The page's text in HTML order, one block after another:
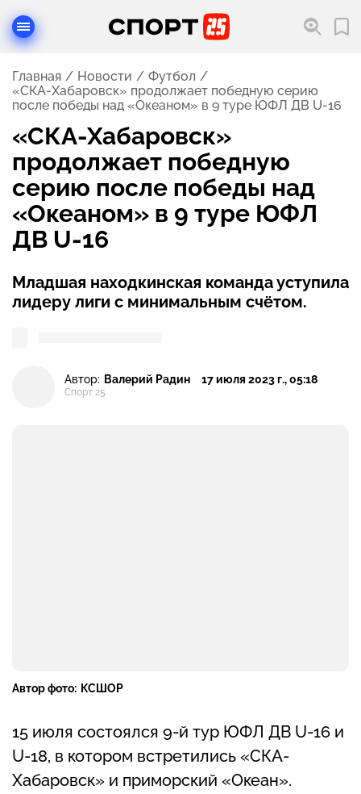
Главная Новости
Футбол
«СКА-Хабаровск» продолжает победную серию
после победы над «Океаном» в 9 туре ЮФЛ ДВ U-16
«СКА-Хабаровск»
продолжает победную
серию после победы над
«Океаном» в 9 туре ЮФЛ
ДВ U-16
Младшая находкинская команда уступила
лидеру лиги с минимальным счётом.
Автор: Валерий Радин
Спорт 25
17 июля 2023 г., 05:18
Автор фото: КСШОР
15 июля состоялся 9-й тур ЮФЛ ДВ U-16 и
U-18, в котором встретились «СКА-
Хабаровск» и приморский «Океан».